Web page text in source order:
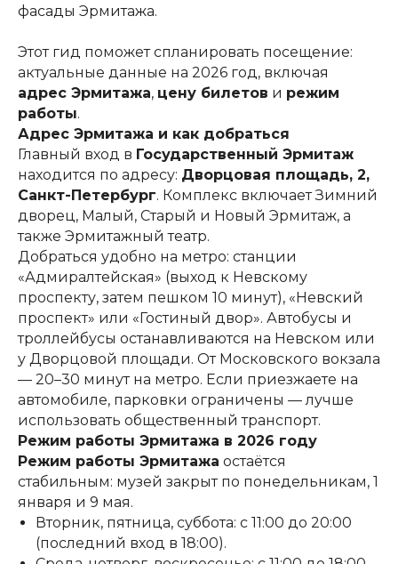
фасады Эрмитажа.
Этот гид поможет спланировать посещение:
актуальные данные на 2026 год, включая
адрес Эрмитажа, цену билетов и режим
работы.
Адрес Эрмитажа и как добраться
Главный вход в Государственный Эрмитаж
находится по адресу: Дворцовая площадь, 2,
Санкт-Петербург. Комплекс включает Зимний
дворец, Малый, Старый и Новый Эрмитаж, а
также Эрмитажный театр.
Добраться удобно на метро: станции
«Адмиралтейская» (выход к Невскому
проспекту, затем пешком 10 минут), «Невский
проспект» или «Гостиный двор». Автобусы и
троллейбусы останавливаются на Невском или
у Дворцовой площади. От Московского вокзала
— 20–30 минут на метро. Если приезжаете на
автомобиле, парковки ограничены — лучше
использовать общественный транспорт.
Режим работы Эрмитажа в 2026 году
Режим работы Эрмитажа остаётся
стабильным: музей закрыт по понедельникам, 1
января и 9 мая.
Вторник, пятница, суббота: с 11:00 до 20:00
(последний вход в 18:00).